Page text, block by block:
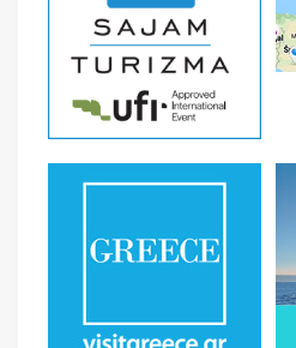
lečenja u inostranstvu su
izlete - Individualne troškove -
mesto u avionu, ni sopstveni
nepomenute usluge.